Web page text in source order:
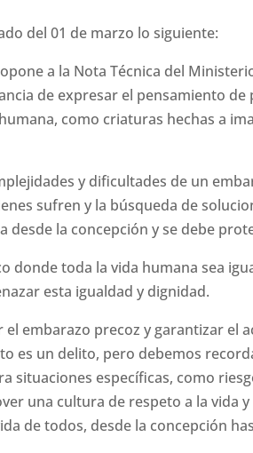
del 01 de marzo lo siguiente:
a la Nota Técnica del
de expresar el pensamiento
como criaturas hechas a
y dificultades de un
sufren y la búsqueda de
la concepción y se debe
donde toda la vida humana sea
esta igualdad y dignidad.
embarazo precoz y garantizar el
es un delito, pero debemos
situaciones específicas, como
una cultura de respeto a la vida
de todos, desde la concepción